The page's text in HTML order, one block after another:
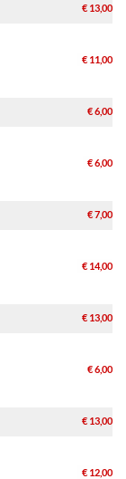
€ 13,00
€ 11,00
€ 6,00
€ 6,00
€ 7,00
€ 14,00
€ 13,00
€ 6,00
€ 13,00
€ 12,00